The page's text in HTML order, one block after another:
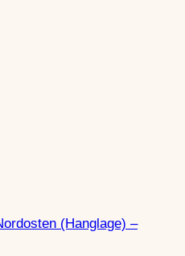
(Hanglage) –